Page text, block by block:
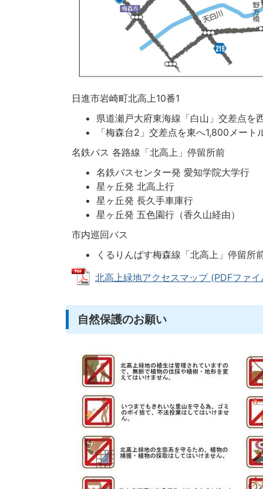
日進市岩崎町北高上10番1
県道瀬戸大府東海線「白山」交差点
「梅森台2」交差点を東へ1,800メー
名鉄バス 各路線「北高上」停留所前
名鉄バスセンター発 愛知学院大学行
星ヶ丘発 北高上行
星ヶ丘発 長久手車庫行
星ヶ丘発 五色園行（香久山経由）
市内巡回バス
くるりんばす梅森線「北高上」停留所
北高上緑地アクセスマップ (PDFファ
自然保護のお願い